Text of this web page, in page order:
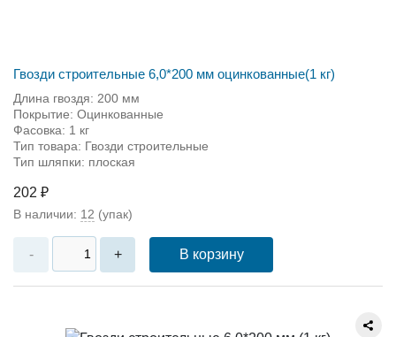
Гвозди строительные 6,0*200 мм оцинкованные(1 кг)
Длина гвоздя: 200 мм
Покрытие: Оцинкованные
Фасовка: 1 кг
Тип товара: Гвозди строительные
Тип шляпки: плоская
202 ₽
В наличии: 12 (упак)
- + В корзину